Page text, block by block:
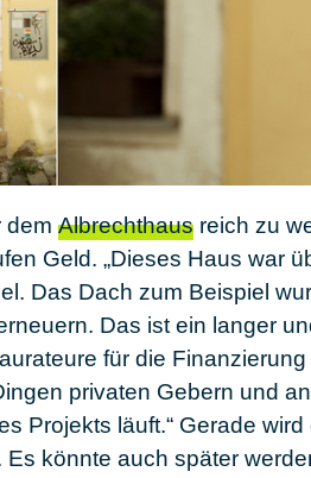
dem Albrechthaus reich zu
Geld. „Dieses Haus war
Das Dach zum Beispiel
Das ist ein langer
für die
privaten Gebern und
Projekts läuft.“ Gerade
Es könnte auch später